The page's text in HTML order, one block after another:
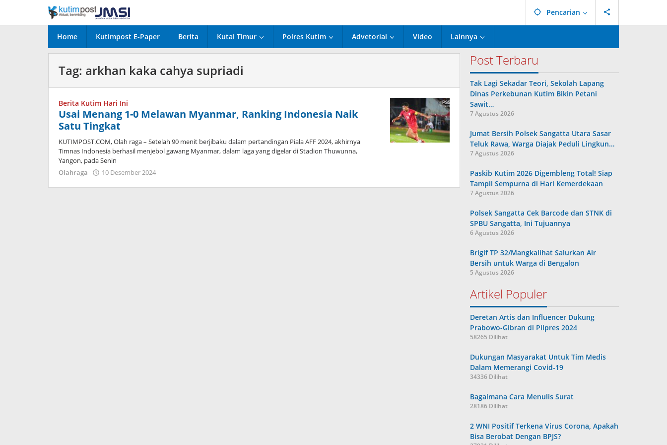
konten
Pencarian
Home Kutimpost E-Paper Berita Kutai Timur Polres Kutim Advetorial Video Lainnya
Tag: arkhan kaka cahya supriadi
Berita Kutim Hari Ini
Usai Menang 1-0 Melawan Myanmar, Ranking Indonesia Naik
Satu Tingkat
KUTIMPOST.COM, Olah raga – Setelah 90 menit berjibaku dalam pertandingan Piala AFF 2024, akhirnya
Timnas Indonesia berhasil menjebol gawang Myanmar, dalam laga yang digelar di Stadion Thuwunna,
Yangon, pada Senin
Olahraga
10 Desember 2024
Post Terbaru
Tak Lagi Sekadar Teori, Sekolah Lapang
Dinas Perkebunan Kutim Bikin Petani
Sawit…
7 Agustus 2026
Jumat Bersih Polsek Sangatta Utara Sasar
Teluk Rawa, Warga Diajak Peduli Lingkun…
7 Agustus 2026
Paskib Kutim 2026 Digembleng Total! Siap
Tampil Sempurna di Hari Kemerdekaan
7 Agustus 2026
Polsek Sangatta Cek Barcode dan STNK di
SPBU Sangatta, Ini Tujuannya
6 Agustus 2026
Brigif TP 32/Mangkalihat Salurkan Air
Bersih untuk Warga di Bengalon
5 Agustus 2026
Artikel Populer
Deretan Artis dan Influencer Dukung
Prabowo-Gibran di Pilpres 2024
58265 Dilihat
Dukungan Masyarakat Untuk Tim Medis
Dalam Memerangi Covid-19
34336 Dilihat
Bagaimana Cara Menulis Surat
28186 Dilihat
2 WNI Positif Terkena Virus Corona, Apakah
Bisa Berobat Dengan BPJS?